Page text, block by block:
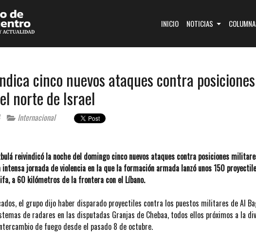
INICIO(CURRENT)
NOTICIAS
cinco nuevos ataques contra posiciones
norte de Israel
Internacional
reivindicó la noche del domingo cinco nuevos ataques contra posiciones
jornada de violencia en la que la formación armada lanzó unos 150
a 60 kilómetros de la frontera con el Líbano.
el grupo dijo haber disparado proyectiles contra los puestos militares de Al
de radares en las disputadas Granjas de Chebaa, todos ellos próximos a la
de fuego desde el pasado 8 de octubre.